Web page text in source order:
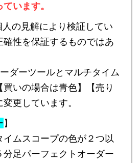
います。
の見解により検証してい
確性を保証するものではあ
ダーツールとマルチタイム
買いの場合は青色】【売り
更しています。
】
イムスコープの色が２つ以
分足パーフェクトオーダー